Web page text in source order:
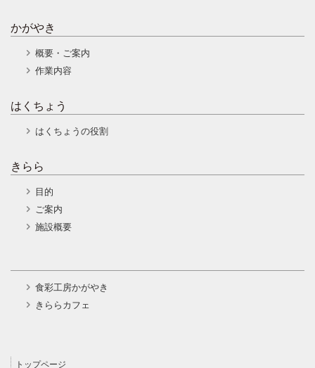
かがやき
概要・ご案内
作業内容
はくちょう
はくちょうの役割
きらら
目的
ご案内
施設概要
食彩工房かがやき
きららカフェ
トップページ